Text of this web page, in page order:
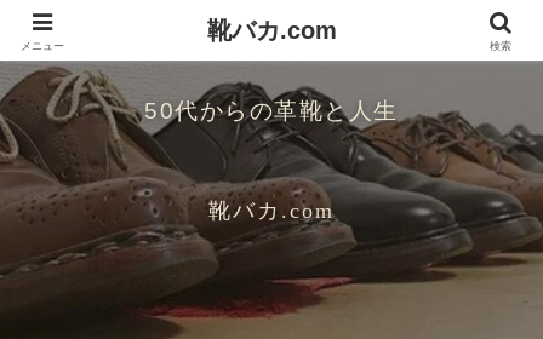
50代からの革靴と人生
靴バカ.com
メニュー
靴バカ.com
検索